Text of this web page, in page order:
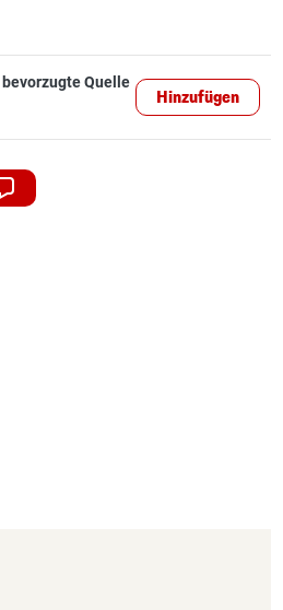
bevorzugte Quelle
Hinzufügen